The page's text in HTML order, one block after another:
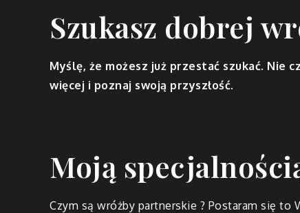
Szukasz dobrej
Myślę, że możesz już przestać szukać. Nie
więcej i poznaj swoją przyszłość.
Moją
Czym są wróżby partnerskie ? Postaram się to